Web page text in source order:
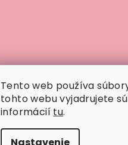
Tento web používa
tohto webu vyjadrujete
informácií tu.